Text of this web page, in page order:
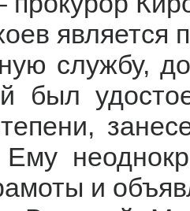
является
службу,
был
Ему
и